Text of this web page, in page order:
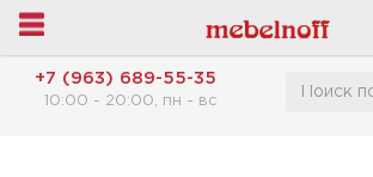
+7 (963) 689-55-35
10:00 - 20:00, пн - вс